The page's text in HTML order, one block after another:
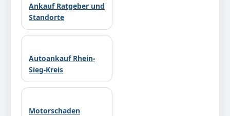
Ankauf Ratgeber und
Standorte
Autoankauf Rhein-
Sieg-Kreis
Motorschaden